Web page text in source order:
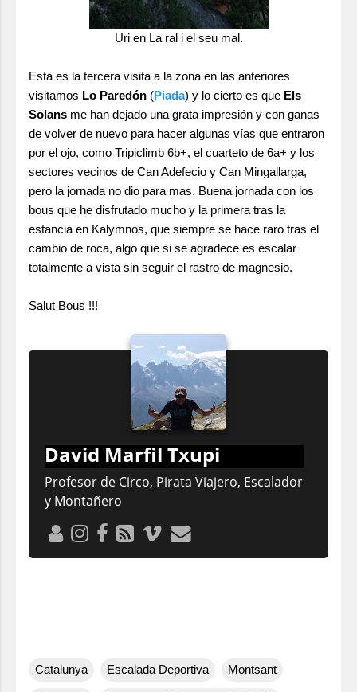
Uri en La ral i el seu mal.
Esta es la tercera visita a la zona en las anteriores
visitamos Lo Paredón (Piada) y lo cierto es que Els
Solans me han dejado una grata impresión y con ganas
de volver de nuevo para hacer algunas vías que entraron
por el ojo, como Tripiclimb 6b+, el cuarteto de 6a+ y los
sectores vecinos de Can Adefecio y Can Mingallarga,
pero la jornada no dio para mas. Buena jornada con los
bous que he disfrutado mucho y la primera tras la
estancia en Kalymnos, que siempre se hace raro tras el
cambio de roca, algo que si se agradece es escalar
totalmente a vista sin seguir el rastro de magnesio.
Salut Bous !!!
David Marfil Txupi
Profesor de Circo, Pirata Viajero, Escalador
y Montañero
Catalunya Escalada Deportiva Montsant